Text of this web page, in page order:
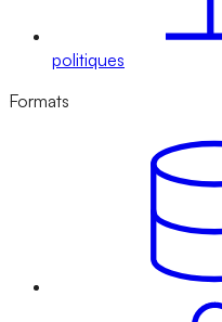
politiques
Formats